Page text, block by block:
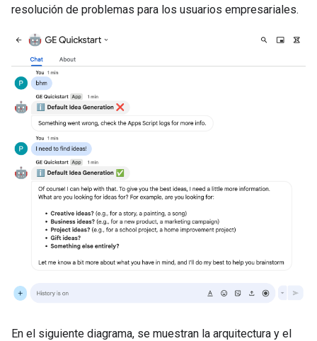
resolución de problemas para los usuarios empresariales.
En el siguiente diagrama, se muestran la arquitectura y el